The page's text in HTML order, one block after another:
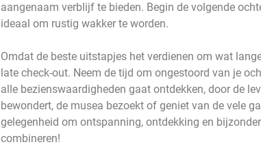
aangenaam verblijf te bieden. Begin de volgende
ideaal om rustig wakker te worden.
Omdat de beste uitstapjes het verdienen om wat
late check-out. Neem de tijd om ongestoord van je
alle bezienswaardigheden gaat ontdekken, door de
bewondert, de musea bezoekt of geniet van de vele
gelegenheid om ontspanning, ontdekking en
combineren!